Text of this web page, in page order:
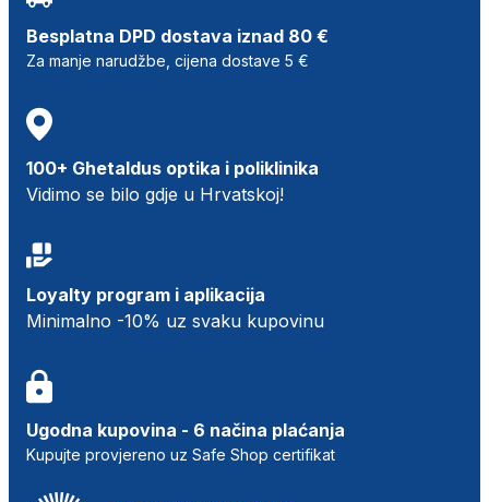
Besplatna DPD dostava iznad 80 €
Za manje narudžbe, cijena dostave 5 €
100+ Ghetaldus optika i poliklinika
Vidimo se bilo gdje u Hrvatskoj!
Loyalty program i aplikacija
Minimalno -10% uz svaku kupovinu
Ugodna kupovina - 6 načina plaćanja
Kupujte provjereno uz Safe Shop certifikat